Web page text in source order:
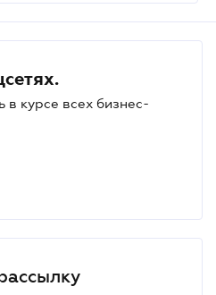
в курсе всех бизнес-